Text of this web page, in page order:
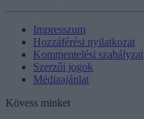
Impresszum
Hozzáférési nyilatkozat
Kommentelési szabályzat
Szerzői jogok
Médiaajánlat
Kövess minket